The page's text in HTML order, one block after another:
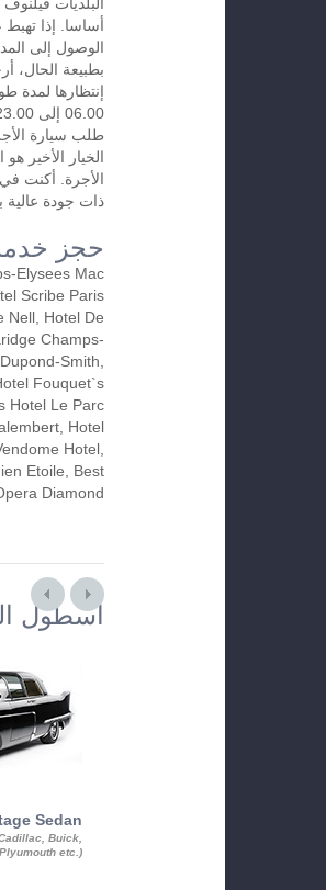
أساسا. إذا
الوصول إلى
بطبيعة الحال،
طلب سيارة
الخيار الأخير
الأجرة. أكنت
ذات جودة عالية
حجز
Elysees Mac
Scribe Paris
Nell, Hotel De
Champs-
Smith,
Fouquet`s
Hotel Le Parc
Hotel
Hotel,
Etoile, Best
Diamond
أسطول
Sedan
Buick,
Plyumouth etc.)